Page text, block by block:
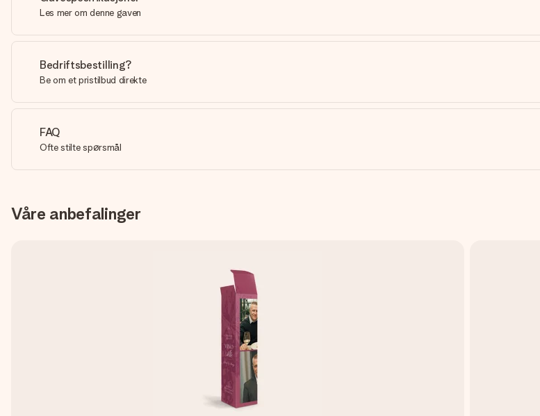
Les mer om denne gaven
Bedriftsbestilling?
Be om et pristilbud direkte
FAQ
Ofte stilte spørsmål
Våre anbefalinger